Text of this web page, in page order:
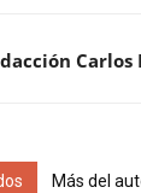
Carlos
Más del